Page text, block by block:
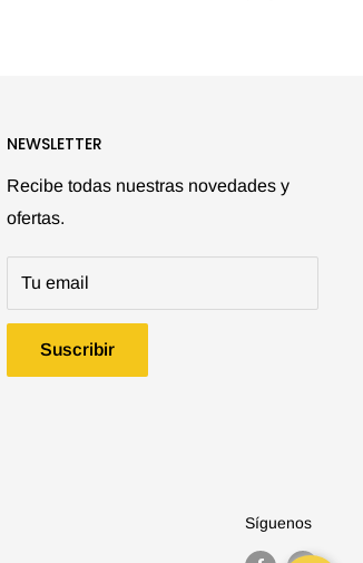
NEWSLETTER
Recibe todas nuestras novedades y
ofertas.
Tu email
Suscribir
Síguenos